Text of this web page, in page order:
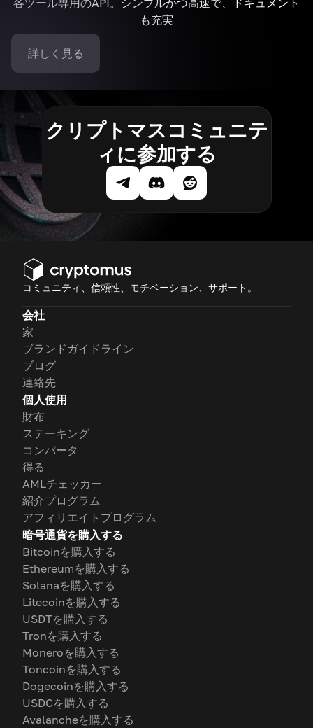
各ツール専用のAPI。シンプルかつ高速で、ドキュメント
も充実
詳しく見る
クリプトマスコミュニテ
ィに参加する
コミュニティ、信頼性、モチベーション、サポート。
会社
家
ブランドガイドライン
ブログ
連絡先
個人使用
財布
ステーキング
コンバータ
得る
AMLチェッカー
紹介プログラム
アフィリエイトプログラム
暗号通貨を購入する
Bitcoinを購入する
Ethereumを購入する
Solanaを購入する
Litecoinを購入する
USDTを購入する
Tronを購入する
Moneroを購入する
Toncoinを購入する
Dogecoinを購入する
USDCを購入する
Avalancheを購入する